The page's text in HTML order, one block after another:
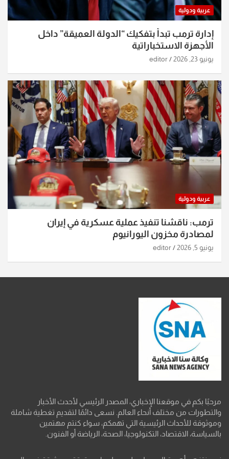
عربية ودولية
إدارة ترمب تبدأ بتفكيك “الدولة العميقة” داخل
الأجهزة الاستخباراتية
يونيو 23, 2026 editor
عربية ودولية
ترمب: ناقشنا تنفيذ عملية عسكرية في إيران
لمصادرة مخزون اليورانيوم
يونيو 5, 2026 editor
مرحبًا بكم في موقعنا الإخباري، المصدر الرئيسي لأحدث الأخبار
والتطورات من مختلف أنحاء العالم. نسعى دائمًا لتقديم تغطية شاملة
وموثوقة للأحداث الرئيسية التي تهمكم، سواء كنتم مهتمين
بالسياسة، الاقتصاد، التكنولوجيا، الصحة، الرياضة أو الفنون.